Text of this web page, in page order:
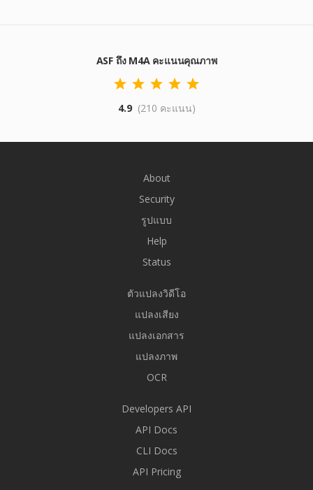
ASF ถึง M4A คะแนนคุณภาพ
4.9 (210 คะแนน)
About
Security
รูปแบบ
Help
Status
ตัวแปลงวิดีโอ
แปลงเสียง
แปลงเอกสาร
แปลงภาพ
OCR
Developers API
API Docs
CLI Docs
API Pricing